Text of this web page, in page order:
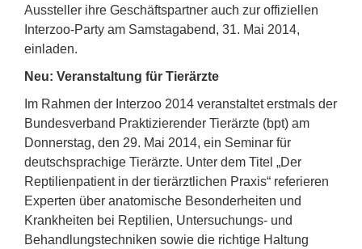
Aussteller ihre Geschäftspartner auch zur offiziellen
Interzoo-Party am Samstagabend, 31. Mai 2014,
einladen.
Neu: Veranstaltung für Tierärzte
Im Rahmen der Interzoo 2014 veranstaltet erstmals der
Bundesverband Praktizierender Tierärzte (bpt) am
Donnerstag, den 29. Mai 2014, ein Seminar für
deutschsprachige Tierärzte. Unter dem Titel „Der
Reptilienpatient in der tierärztlichen Praxis“ referieren
Experten über anatomische Besonderheiten und
Krankheiten bei Reptilien, Untersuchungs- und
Behandlungstechniken sowie die richtige Haltung